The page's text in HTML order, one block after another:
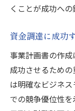
くことが成功への
資金調達に成功
事業計画書の作
成功させるため
は明確なビジネ
での競争優位性